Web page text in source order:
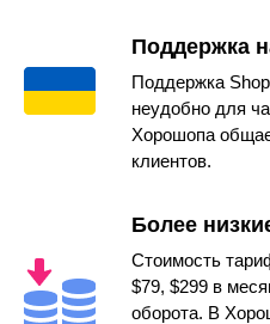
Поддержка
Поддержка
неудобно для
Хорошопа
клиентов.
Более
Стоимость
$79, $299 в
оборота. В